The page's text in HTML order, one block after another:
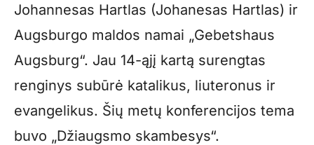
Johannesas Hartlas (Johanesas Hartlas) ir
Augsburgo maldos namai „Gebetshaus
Augsburg“. Jau 14-ąjį kartą surengtas
renginys subūrė katalikus, liuteronus ir
evangelikus. Šių metų konferencijos tema
buvo „Džiaugsmo skambesys“.